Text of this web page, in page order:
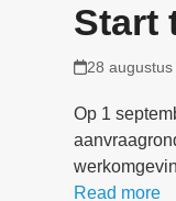
Start
28 augustus
Op 1
Read more